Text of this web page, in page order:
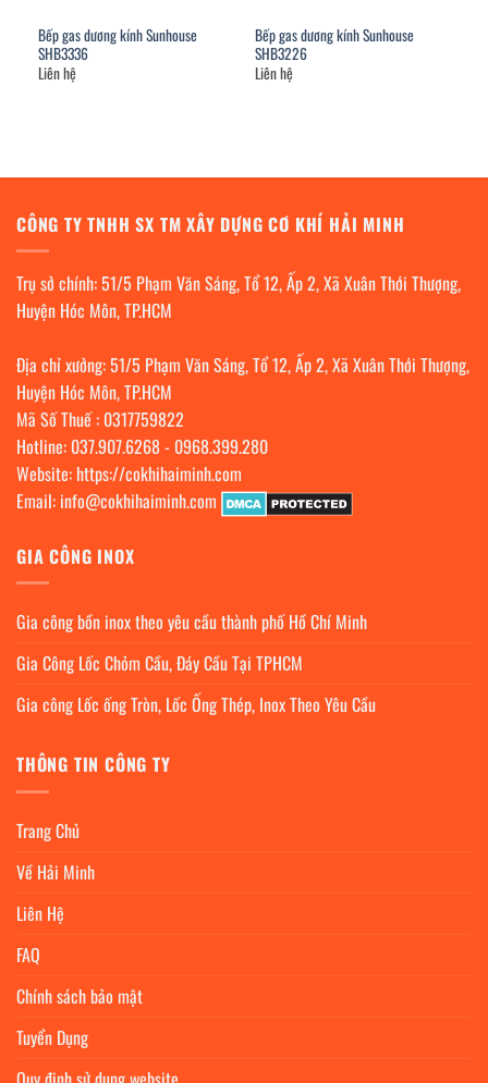
Bếp gas dương kính Sunhouse
SHB3336
Liên hệ
Bếp gas dương kính Sunhouse
SHB3226
Liên hệ
CÔNG TY TNHH SX TM XÂY DỰNG CƠ KHÍ HẢI MINH
Trụ sở chính: 51/5 Phạm Văn Sáng, Tổ 12, Ấp 2, Xã Xuân Thới Thượng,
Huyện Hóc Môn, TP.HCM
Địa chỉ xưởng: 51/5 Phạm Văn Sáng, Tổ 12, Ấp 2, Xã Xuân Thới Thượng,
Huyện Hóc Môn, TP.HCM
Mã Số Thuế : 0317759822
Hotline: 037.907.6268- 0968.399.280
Website: https://cokhihaiminh.com
Email: info@cokhihaiminh.com
GIA CÔNG INOX
Gia công bồn inox theo yêu cầu thành phố Hồ Chí Minh
Gia Công Lốc Chỏm Cầu, Đáy Cầu Tại TPHCM
Gia công Lốc ống Tròn, Lốc Ống Thép, Inox Theo Yêu Cầu
THÔNG TIN CÔNG TY
Trang Chủ
Về Hải Minh
Liên Hệ
FAQ
Chính sách bảo mật
Tuyển Dụng